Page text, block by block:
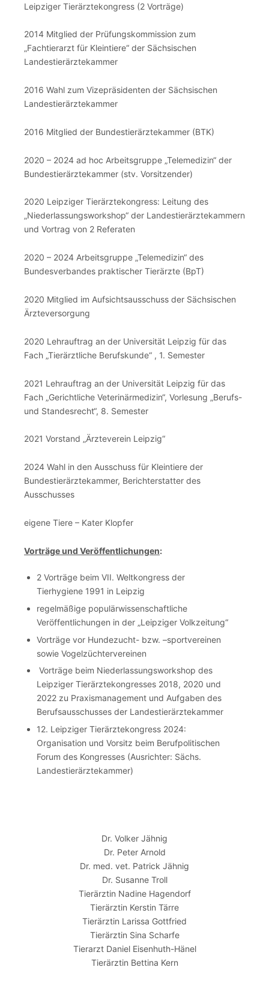
Leipziger Tierärztekongress (2 Vorträge)
2014 Mitglied der Prüfungskommission zum
„Fachtierarzt für Kleintiere“ der Sächsischen
Landestierärztekammer
2016 Wahl zum Vizepräsidenten der Sächsischen
Landestierärztekammer
2016 Mitglied der Bundestierärztekammer (BTK)
2020 – 2024 ad hoc Arbeitsgruppe „Telemedizin“ der
Bundestierärztekammer (stv. Vorsitzender)
2020 Leipziger Tierärztekongress: Leitung des
„Niederlassungsworkshop“ der Landestierärztekammern
und Vortrag von 2 Referaten
2020 – 2024 Arbeitsgruppe „Telemedizin“ des
Bundesverbandes praktischer Tierärzte (BpT)
2020 Mitglied im Aufsichtsausschuss der Sächsischen
Ärzteversorgung
2020 Lehrauftrag an der Universität Leipzig für das
Fach „Tierärztliche Berufskunde“ , 1. Semester
2021 Lehrauftrag an der Universität Leipzig für das
Fach „Gerichtliche Veterinärmedizin“, Vorlesung „Berufs-
und Standesrecht“, 8. Semester
2021 Vorstand „Ärzteverein Leipzig“
2024 Wahl in den Ausschuss für Kleintiere der
Bundestierärztekammer, Berichterstatter des
Ausschusses
eigene Tiere – Kater Klopfer
Vorträge und Veröffentlichungen:
2 Vorträge beim VII. Weltkongress der
Tierhygiene 1991 in Leipzig
regelmäßige populärwissenschaftliche
Veröffentlichungen in der „Leipziger Volkzeitung“
Vorträge vor Hundezucht- bzw. –sportvereinen
sowie Vogelzüchtervereinen
Vorträge beim Niederlassungsworkshop des
Leipziger Tierärztekongresses 2018, 2020 und
2022 zu Praxismanagement und Aufgaben des
Berufsausschusses der Landestierärztekammer
12. Leipziger Tierärztekongress 2024:
Organisation und Vorsitz beim Berufpolitischen
Forum des Kongresses (Ausrichter: Sächs.
Landestierärztekammer)
Dr. Volker Jähnig
Dr. Peter Arnold
Dr. med. vet. Patrick Jähnig
Dr. Susanne Troll
Tierärztin Nadine Hagendorf
Tierärztin Kerstin Tärre
Tierärztin Larissa Gottfried
Tierärztin Sina Scharfe
Tierarzt Daniel Eisenhuth-Hänel
Tierärztin Bettina Kern